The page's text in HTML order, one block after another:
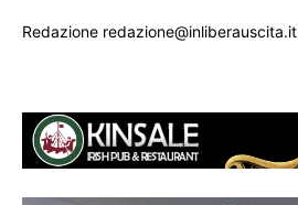
Redazione redazione@inliberauscita.it